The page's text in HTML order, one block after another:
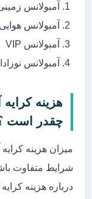
آمبولانس
آمبولانس هوایی
آمبولانس VIP
آمبولانس
هزینه
چقدر است
میزان هزینه
شرایط متفاوت
درباره هزینه